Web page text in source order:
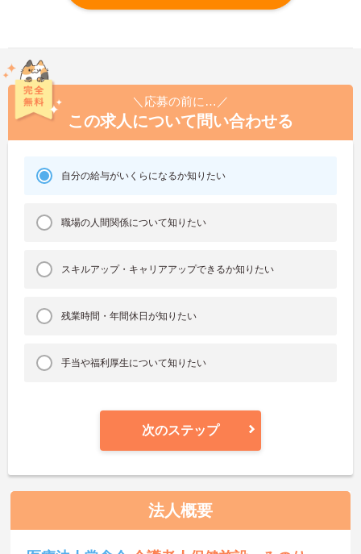
＼応募の前に…／
この求人について問い合わせる
自分の給与がいくらになるか知りたい
職場の人間関係について知りたい
スキルアップ・キャリアアップできるか知りたい
残業時間・年間休日が知りたい
手当や福利厚生について知りたい
次のステップ
法人概要